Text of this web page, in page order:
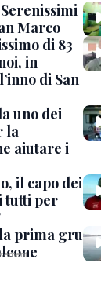
Marco
di 83
in
di San
uno dei
la
aiutare i
il capo dei
tutti per
prima gru